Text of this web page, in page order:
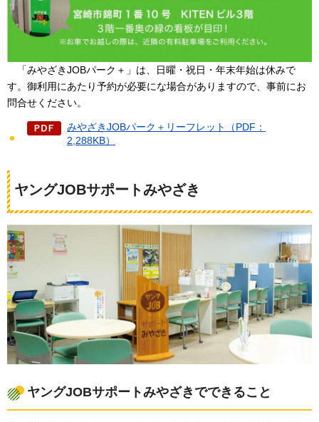
「みやざきJOBパーク＋」は、日曜・祝日・年末年始は休みで
す。御利用にあたり予約が必要にな場合がありますので、事前にお
問合せください。
みやざきJOBパーク＋リーフレット（PDF：
2,288KB）
ヤングJOBサポートみやざき
ヤングJOBサポートみやざきでできること